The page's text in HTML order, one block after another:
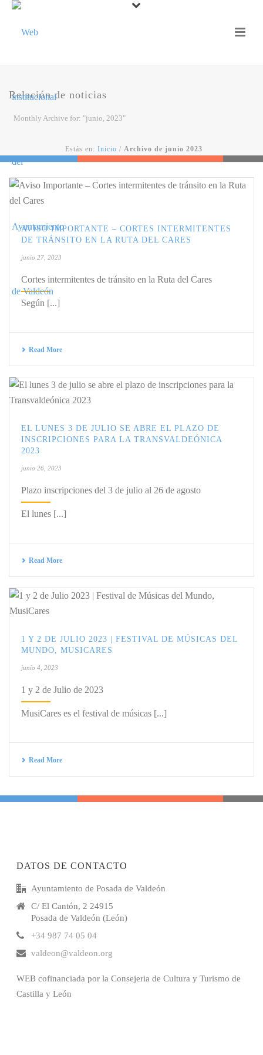
Relación de noticias
Monthly Archive for: "junio, 2023"
Estás en: Inicio / Archivo de junio 2023
AVISO IMPORTANTE – CORTES INTERMITENTES
DE TRÁNSITO EN LA RUTA DEL CARES
junio 27, 2023
Cortes intermitentes de tránsito en la Ruta del Cares
Según [...]
Read More
EL LUNES 3 DE JULIO SE ABRE EL PLAZO DE
INSCRIPCIONES PARA LA TRANSVALDEÓNICA
2023
junio 26, 2023
Plazo inscripciones del 3 de julio al 26 de agosto
El lunes [...]
Read More
1 Y 2 DE JULIO 2023 | FESTIVAL DE MÚSICAS DEL
MUNDO, MUSICARES
junio 4, 2023
1 y 2 de Julio de 2023
MusiCares es el festival de músicas [...]
Read More
DATOS DE CONTACTO
Ayuntamiento de Posada de Valdeón
C/ El Cantón, 2 24915
Posada de Valdeón (León)
+34 987 74 05 04
valdeon@valdeon.org
WEB cofinanciada por la Consejeria de Cultura y Turismo de
Castilla y León